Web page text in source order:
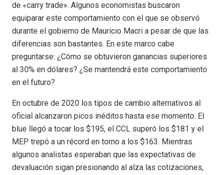
de «carry trade». Algunos economistas buscaron
equiparar este comportamiento con el que se observó
durante el gobierno de Mauricio Macri a pesar de que las
diferencias son bastantes. En este marco cabe
preguntarse: ¿Cómo se obtuvieron ganancias superiores
al 30% en dólares? ¿Se mantendrá este comportamiento
en el futuro?
En octubre de 2020 los tipos de cambio alternativos al
oficial alcanzaron picos inéditos hasta ese momento. El
blue llegó a tocar los $195, el CCL superó los $181 y el
MEP trepó a un récord en torno a los $163. Mientras
algunos analistas esperaban que las expectativas de
devaluación sigan presionando al alza las cotizaciones,